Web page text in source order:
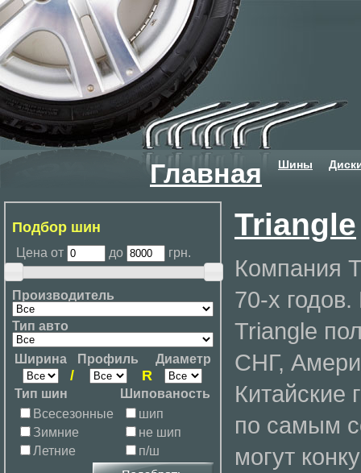
Главная Шины
Подбор шин
Цена от до грн.
Производитель
Тип авто
Ширина Профиль Диаметр
/ R
Тип шин
Шипованость
Всесезонные
Зимние
Летние
шип
не шип
п/ш
Triangle
Компания
70-х
Triangle
СНГ,
Китайские
по самым
могут